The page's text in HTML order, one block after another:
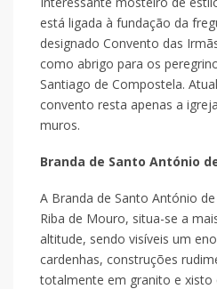
está ligada à fundação da
designado Convento das
como abrigo para os
Santiago de Compostela.
convento resta apenas a
muros.
Branda de Santo António
A Branda de Santo António
Riba de Mouro, situa-se a
altitude, sendo visíveis um
cardenhas, construções
totalmente em granito e xisto